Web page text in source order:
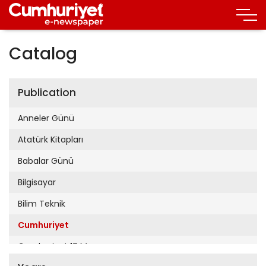
Catalog
Publication
Anneler Günü
Atatürk Kitapları
Babalar Günü
Bilgisayar
Bilim Teknik
Cumhuriyet
Cumhuriyet 19 Mayıs